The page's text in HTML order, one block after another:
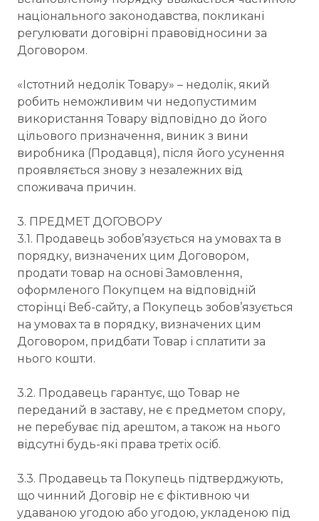
національного законодавства, покликані
регулювати договірні правовідносини за
Договором.
«Істотний недолік Товару» – недолік, який
робить неможливим чи недопустимим
використання Товару відповідно до його
цільового призначення, виник з вини
виробника (Продавця), після його усунення
проявляється знову з незалежних від
споживача причин.
3. ПРЕДМЕТ ДОГОВОРУ
3.1. Продавець зобов’язується на умовах та в
порядку, визначених цим Договором,
продати товар на основі Замовлення,
оформленого Покупцем на відповідній
сторінці Веб-сайту, а Покупець зобов’язується
на умовах та в порядку, визначених цим
Договором, придбати Товар і сплатити за
нього кошти.
3.2. Продавець гарантує, що Товар не
переданий в заставу, не є предметом спору,
не перебуває під арештом, а також на нього
відсутні будь-які права третіх осіб.
3.3. Продавець та Покупець підтверджують,
що чинний Договір не є фіктивною чи
удаваною угодою або угодою, укладеною під